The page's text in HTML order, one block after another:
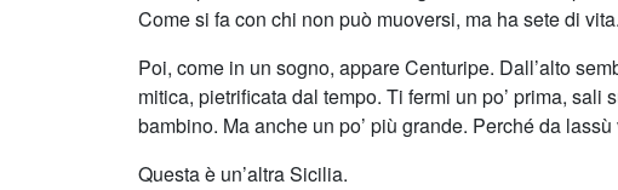
Come si fa con chi non può muoversi, ma ha sete di
Poi, come in un sogno, appare Centuripe. Dall’alto
mitica, pietrificata dal tempo. Ti fermi un po’ prima,
bambino. Ma anche un po’ più grande. Perché da
Questa è un’altra Sicilia.